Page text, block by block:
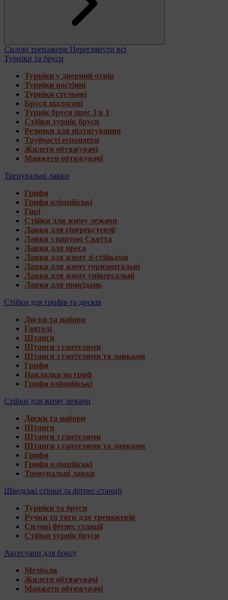
Силові тренажери Переглянути всі
Турніки та бруси
Турніки у дверний отвір
Турніки настінні
Турніки стельові
Бруси підлогові
Турнік бруси прес 3 в 1
Стійки турнік бруси
Резинки для підтягування
Трубчасті еспандери
Жилети обтяжувачі
Манжети обтяжувачі
Тренувальні лавки
Грифи
Грифи олімпійські
Гирі
Стійки для жиму лежачи
Лавки для гіперекстензії
Лавки з партою Скотта
Лавки для преса
Лавки для жиму зі стійками
Лавки для жиму горизонтальні
Лавки для жиму універсальні
Лавки для присідань
Стійки для грифів та дисків
Диски та набори
Гантелі
Штанги
Штанги з гантелями
Штанги з гантелями та лавками
Грифи
Накладки на гриф
Грифи олімпійські
Стійки для жиму лежачи
Диски та набори
Штанги
Штанги з гантелями
Штанги з гантелями та лавками
Грифи
Грифи олімпійські
Тренувальні лавки
Шведські стінки та фітнес-станції
Турніки та бруси
Ручки та тяги для тренажерів
Силові фітнес станції
Стійки турнік бруси
Аксесуари для боксу
Медболи
Жилети обтяжувачі
Манжети обтяжувачі